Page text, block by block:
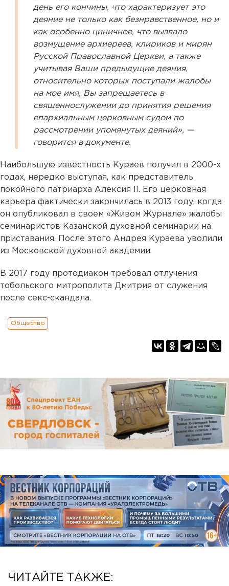
день его кончины, что характеризует это
деяние не только как безнравственное, но и
как особенно циничное, что вызвало
возмущение архиереев, клириков и мирян
Русской Православной Церкви, а также
учитывая Ваши предыдущие деяния,
относительно которых поступали жалобы
на мое имя, Вы запрещаетесь в
священнослужении до принятия решения
епархиальным церковным судом по
рассмотрении упомянутых деяний», —
говорится в документе.
Наибольшую известность Кураев получил в 2000-х
годах, нередко выступая, как представитель
покойного патриарха Алексия II. Его церковная
карьера фактически закончилась в 2013 году, когда
он опубликовал в своем «Живом Журнале» жалобы
семинаристов Казанской духовной семинарии на
приставания. После этого Андрея Кураева уволили
из Московской духовной академии.
В 2017 году протодиакон требовал отлучения
тобольского митрополита Дмитрия от служения
после секс-скандала.
Общество
ЧИТАЙТЕ ТАКЖЕ: